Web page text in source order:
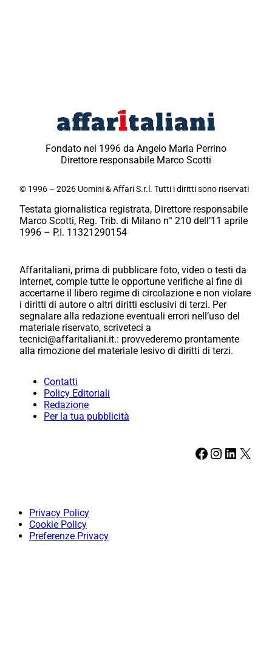
Fondato nel 1996 da Angelo Maria Perrino
Direttore responsabile Marco Scotti
© 1996 – 2026 Uomini & Affari S.r.l. Tutti i diritti sono riservati
Testata giornalistica registrata, Direttore responsabile
Marco Scotti, Reg. Trib. di Milano n° 210 dell’11 aprile
1996 – P.I. 11321290154
Affaritaliani, prima di pubblicare foto, video o testi da
internet, compie tutte le opportune verifiche al fine di
accertarne il libero regime di circolazione e non violare
i diritti di autore o altri diritti esclusivi di terzi. Per
segnalare alla redazione eventuali errori nell’uso del
materiale riservato, scriveteci a
tecnici@affaritaliani.it.: provvederemo prontamente
alla rimozione del materiale lesivo di diritti di terzi.
Contatti
Policy Editoriali
Redazione
Per la tua pubblicità
Facebook Instagram LinkedIn X
Privacy Policy
Cookie Policy
Preferenze Privacy